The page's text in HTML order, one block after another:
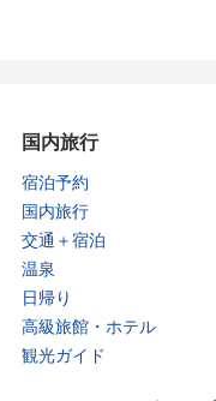
国内旅行
宿泊予約
国内旅行
交通＋宿泊
温泉
日帰り
高級旅館・ホテル
観光ガイド